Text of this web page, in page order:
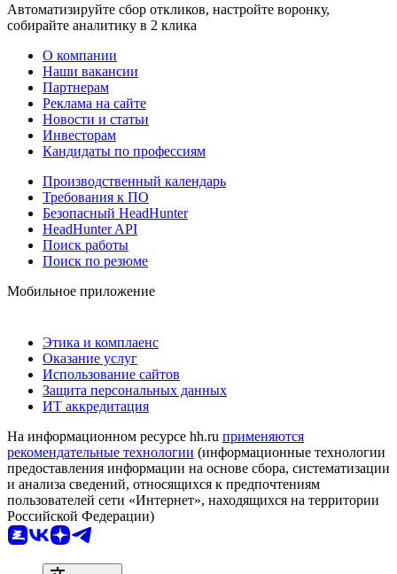
Автоматизируйте сбор откликов, настройте воронку,
собирайте аналитику в 2 клика
О компании
Наши вакансии
Партнерам
Реклама на сайте
Новости и статьи
Инвесторам
Кандидаты по профессиям
Производственный календарь
Требования к ПО
Безопасный HeadHunter
HeadHunter API
Поиск работы
Поиск по резюме
Мобильное приложение
Этика и комплаенс
Оказание услуг
Использование сайтов
Защита персональных данных
ИТ аккредитация
На информационном ресурсе hh.ru применяются
рекомендательные технологии (информационные технологии
предоставления информации на основе сбора, систематизации
и анализа сведений, относящихся к предпочтениям
пользователей сети «Интернет», находящихся на территории
Российской Федерации)